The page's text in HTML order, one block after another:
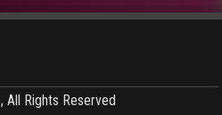
Rights Reserved